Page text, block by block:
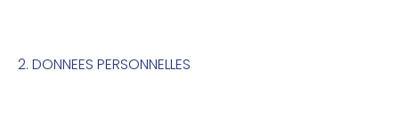
2. DONNEES PERSONNELLES